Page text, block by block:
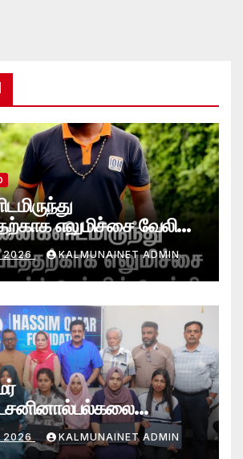
எலுமிச்சை வேலி
ஆய்வில் வெற்றி
வினோஜ்குமார்
2026 KALMUNAINET ADMIN
கணனி
2026 KALMUNAINET ADMIN